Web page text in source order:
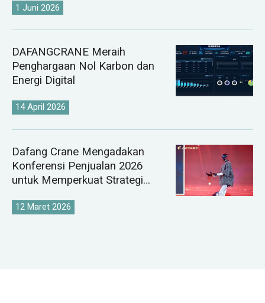
1 Juni 2026
DAFANGCRANE Meraih
Penghargaan Nol Karbon dan
Energi Digital
14 April 2026
Dafang Crane Mengadakan
Konferensi Penjualan 2026
untuk Memperkuat Strategi
12 Maret 2026